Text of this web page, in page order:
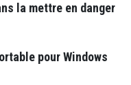
la mettre en danger
pour Windows